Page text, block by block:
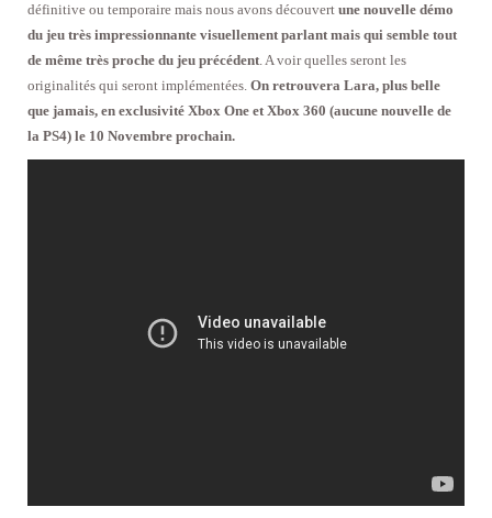
définitive ou temporaire mais nous avons découvert une nouvelle démo
du jeu très impressionnante visuellement parlant mais qui semble tout
de même très proche du jeu précédent. A voir quelles seront les
originalités qui seront implémentées. On retrouvera Lara, plus belle
que jamais, en exclusivité Xbox One et Xbox 360 (aucune nouvelle de
la PS4) le 10 Novembre prochain.